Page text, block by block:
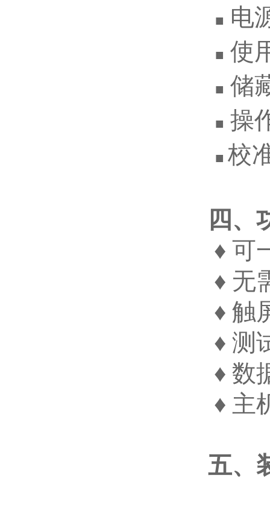
■ 电
■ 使
■ 储
■ 操
■ 校
四、
♦ 可
♦ 无
♦ 触
♦ 测
♦ 数
♦ 主
五、